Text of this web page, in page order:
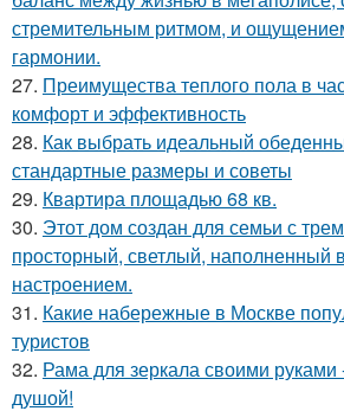
стремительным ритмом, и
гармонии.
27. Преимущества теплого пола в
комфорт и эффективность
28. Как выбрать идеальный
стандартные размеры и советы
29. Квартира площадью 68 кв.
30. Этот дом создан для семьи с
просторный, светлый, наполненный
настроением.
31. Какие набережные в Москве
туристов
32. Рама для зеркала своими руками
душой!